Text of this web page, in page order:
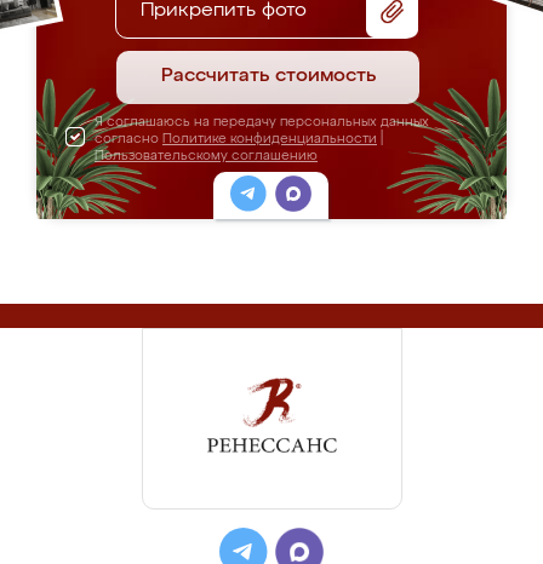
Прикрепить фото
Рассчитать стоимость
Я соглашаюсь на передачу персональных данных
согласно Политике конфиденциальности
Пользовательскому соглашению